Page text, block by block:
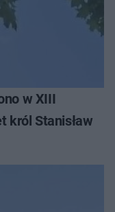
w XIII
król Stanisław